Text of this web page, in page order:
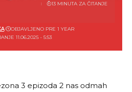
11.06.2025 - 5:53
OBJAVLJENO PRE 1 YEAR
13 MINUTA ZA ČITANJE
3 epizoda 2 nas odmah